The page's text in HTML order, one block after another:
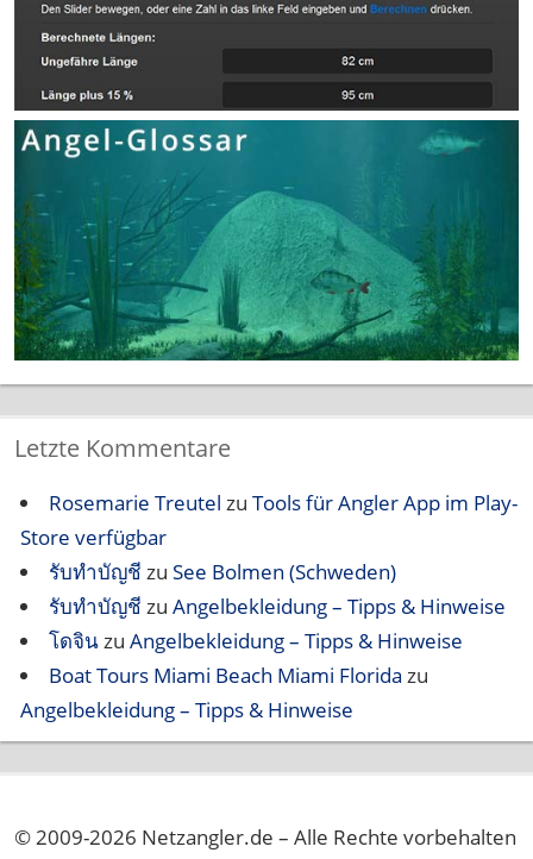
Letzte Kommentare
Rosemarie Treutel zu Tools für Angler App im Play-
Store verfügbar
รับทำบัญชี zu See Bolmen (Schweden)
รับทำบัญชี zu Angelbekleidung – Tipps & Hinweise
โดจินzu Angelbekleidung – Tipps & Hinweise
Boat Tours Miami Beach Miami Florida zu
Angelbekleidung – Tipps & Hinweise
© 2009-2026 Netzangler.de – Alle Rechte vorbehalten